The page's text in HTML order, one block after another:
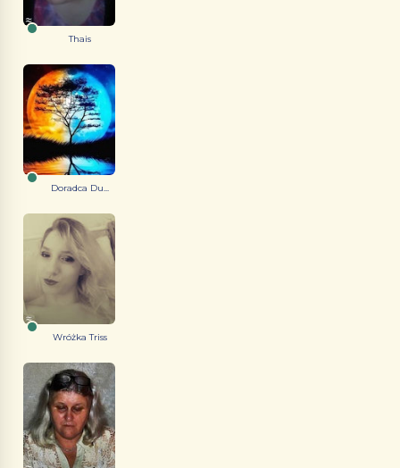
Thais
Doradca Du...
Wróżka Triss